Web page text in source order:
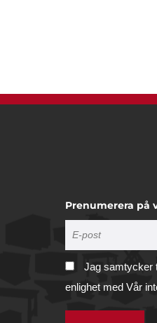
Prenumerera på
Jag samtycker
enlighet med Vår